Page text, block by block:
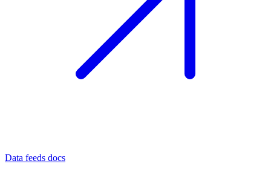
Data feeds docs